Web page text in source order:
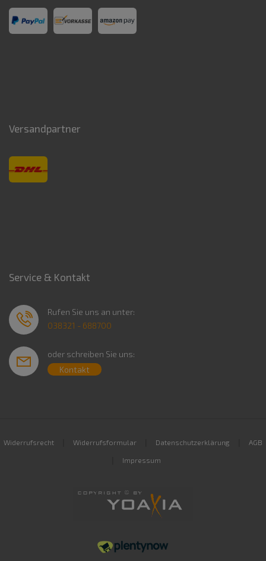
Versandpartner
Service & Kontakt
Rufen Sie uns an unter:
038321 - 688700
oder schreiben Sie uns:
Kontakt
Widerrufsrecht Widerrufsformular Datenschutzerklärung AGB
Impressum